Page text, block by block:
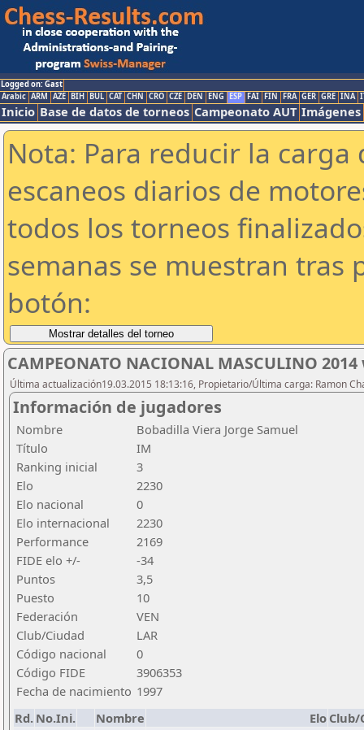
Logged on: Gast
Arabic ARM AZE BIH BUL CAT CHN CRO CZE DEN ENG ESP FAI FIN FRA GER GRE INA
Inicio Base de datos de torneos Campeonato AUT Imágenes
Nota: Para reducir la
escaneos diarios de
todos los torneos
semanas se muestran tras
botón:
CAMPEONATO NACIONAL MASCULINO
Última actualización19.03.2015 18:13:16, Propietario/Última carga: Ramon
Información de jugadores
Nombre
Bobadilla Viera Jorge Samuel
Título
IM
Ranking inicial
3
Elo
2230
Elo nacional
0
Elo internacional
2230
Performance
2169
FIDE elo +/-
-34
Puntos
3,5
Puesto
10
Federación
VEN
Club/Ciudad
LAR
Código nacional
0
Código FIDE
3906353
Fecha de nacimiento 1997
Rd. No.Ini. Nombre Elo Club/